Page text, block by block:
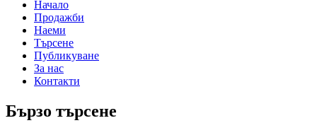
Начало
Продажби
Наеми
Търсене
Публикуване
За нас
Контакти
Бързо търсене